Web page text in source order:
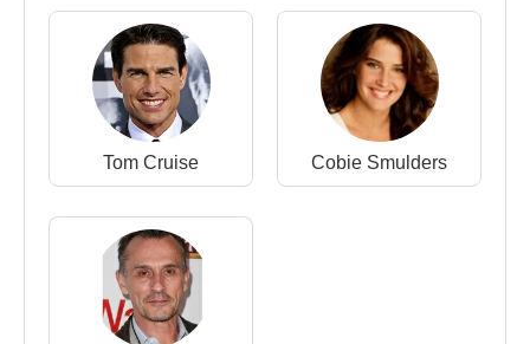
Tom Cruise Cobie Smulders